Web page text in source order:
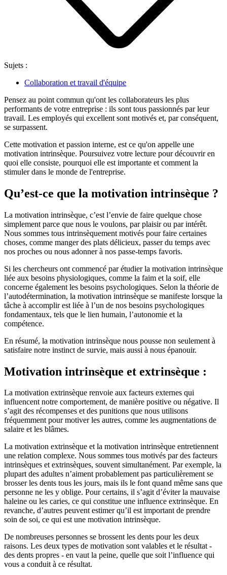
Sujets :
Collaboration et travail d'équipe
Pensez au point commun qu'ont les collaborateurs les plus
performants de votre entreprise : ils sont tous passionnés par leur
travail. Les employés qui excellent sont motivés et, par conséquent,
se surpassent.
Cette motivation et passion interne, est ce qu'on appelle une
motivation intrinsèque. Poursuivez votre lecture pour découvrir en
quoi elle consiste, pourquoi elle est importante et comment la
stimuler dans le monde de l'entreprise.
Qu’est-ce que la motivation intrinsèque ?
La motivation intrinsèque, c’est l’envie de faire quelque chose
simplement parce que nous le voulons, par plaisir ou par intérêt.
Nous sommes tous intrinsèquement motivés pour faire certaines
choses, comme manger des plats délicieux, passer du temps avec
nos proches ou nous adonner à nos passe-temps favoris.
Si les chercheurs ont commencé par étudier la motivation intrinsèque
liée aux besoins physiologiques, comme la faim et la soif, elle
concerne également les besoins psychologiques. Selon la théorie de
l’autodétermination, la motivation intrinsèque se manifeste lorsque la
tâche à accomplir est liée à l’un de nos besoins psychologiques
fondamentaux, tels que le lien humain, l’autonomie et la
compétence.
En résumé, la motivation intrinsèque nous pousse non seulement à
satisfaire notre instinct de survie, mais aussi à nous épanouir.
Motivation intrinsèque et extrinsèque :
La motivation extrinsèque renvoie aux facteurs externes qui
influencent notre comportement, de manière positive ou négative. Il
s’agit des récompenses et des punitions que nous utilisons
fréquemment pour motiver les autres, comme les augmentations de
salaire et les blâmes.
La motivation extrinsèque et la motivation intrinsèque entretiennent
une relation complexe. Nous sommes tous motivés par des facteurs
intrinsèques et extrinsèques, souvent simultanément. Par exemple, la
plupart des adultes n’aiment probablement pas particulièrement se
brosser les dents tous les jours, mais ils le font quand même sans que
personne ne les y oblige. Pour certains, il s’agit d’éviter la mauvaise
haleine ou les caries, ce qui constitue une influence extrinsèque. En
revanche, d’autres peuvent estimer qu’il est important de prendre
soin de soi, ce qui est une motivation intrinsèque.
De nombreuses personnes se brossent les dents pour les deux
raisons. Les deux types de motivation sont valables et le résultat -
des dents propres - en vaut la peine, quelle que soit l’influence qui
vous a conduit à ce résultat.